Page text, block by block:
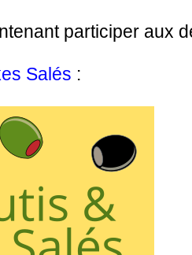
participer aux
Salés :